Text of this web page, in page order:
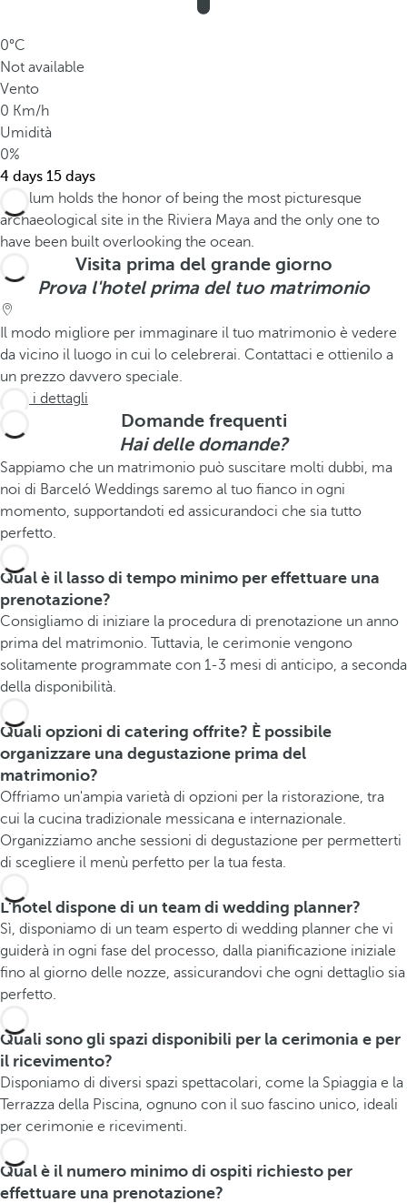
0°C
Not available
Vento
0 Km/h
Umidità
0%
4 days 15 days
Visita prima del grande giorno
Prova l'hotel prima del tuo matrimonio
Il modo migliore per immaginare il tuo matrimonio è vedere
da vicino il luogo in cui lo celebrerai. Contattaci e ottienilo a
un prezzo davvero speciale.
Vedi i dettagli
Domande frequenti
Hai delle domande?
Sappiamo che un matrimonio può suscitare molti dubbi, ma
noi di Barceló Weddings saremo al tuo fianco in ogni
momento, supportandoti ed assicurandoci che sia tutto
perfetto.
Qual è il lasso di tempo minimo per effettuare una
prenotazione?
Consigliamo di iniziare la procedura di prenotazione un anno
prima del matrimonio. Tuttavia, le cerimonie vengono
solitamente programmate con 1-3 mesi di anticipo, a seconda
della disponibilità.
Quali opzioni di catering offrite? È possibile
organizzare una degustazione prima del
matrimonio?
Offriamo un'ampia varietà di opzioni per la ristorazione, tra
cui la cucina tradizionale messicana e internazionale.
Organizziamo anche sessioni di degustazione per permetterti
di scegliere il menù perfetto per la tua festa.
L'hotel dispone di un team di wedding planner?
Sì, disponiamo di un team esperto di wedding planner che vi
guiderà in ogni fase del processo, dalla pianificazione iniziale
fino al giorno delle nozze, assicurandovi che ogni dettaglio sia
perfetto.
Quali sono gli spazi disponibili per la cerimonia e per
il ricevimento?
Disponiamo di diversi spazi spettacolari, come la Spiaggia e la
Terrazza della Piscina, ognuno con il suo fascino unico, ideali
per cerimonie e ricevimenti.
Qual è il numero minimo di ospiti richiesto per
effettuare una prenotazione?